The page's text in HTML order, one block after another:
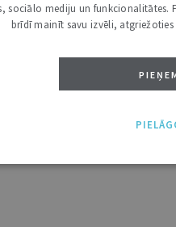
sociālo mediju un
brīdī mainīt savu izvēli, atgriežoties